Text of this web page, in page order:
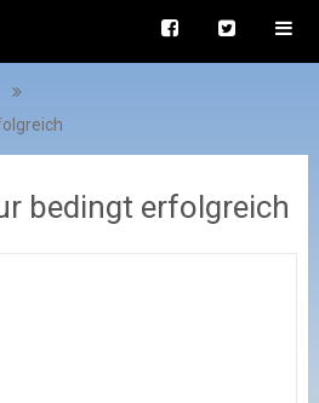
bedingt erfolgreich